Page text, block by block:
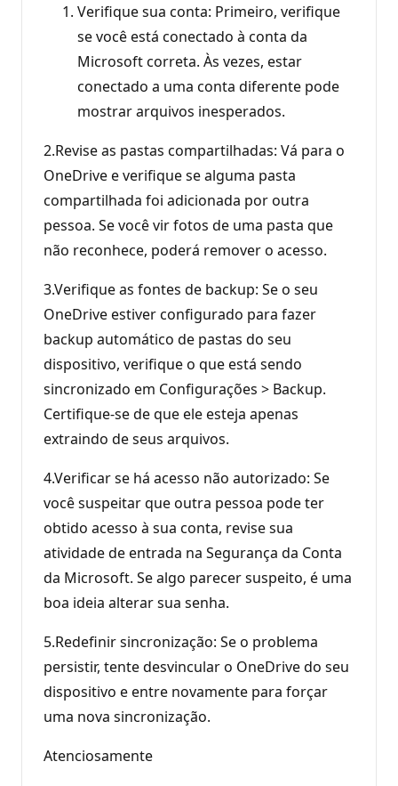
Verifique sua conta: Primeiro, verifique
se você está conectado à conta da
Microsoft correta. Às vezes, estar
conectado a uma conta diferente pode
mostrar arquivos inesperados.
2.Revise as pastas compartilhadas: Vá para o
OneDrive e verifique se alguma pasta
compartilhada foi adicionada por outra
pessoa. Se você vir fotos de uma pasta que
não reconhece, poderá remover o acesso.
3.Verifique as fontes de backup: Se o seu
OneDrive estiver configurado para fazer
backup automático de pastas do seu
dispositivo, verifique o que está sendo
sincronizado em Configurações > Backup.
Certifique-se de que ele esteja apenas
extraindo de seus arquivos.
4.Verificar se há acesso não autorizado: Se
você suspeitar que outra pessoa pode ter
obtido acesso à sua conta, revise sua
atividade de entrada na Segurança da Conta
da Microsoft. Se algo parecer suspeito, é uma
boa ideia alterar sua senha.
5.Redefinir sincronização: Se o problema
persistir, tente desvincular o OneDrive do seu
dispositivo e entre novamente para forçar
uma nova sincronização.
Atenciosamente